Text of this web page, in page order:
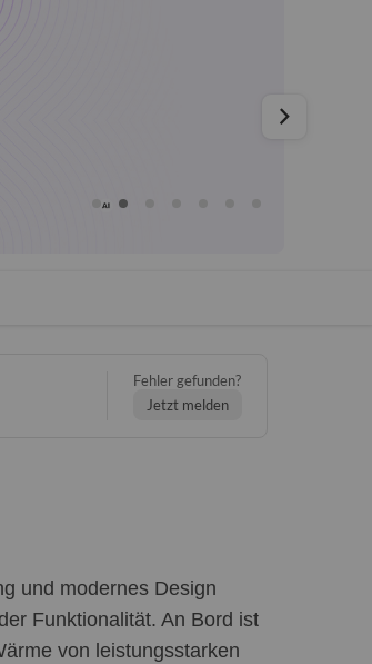
Fehler gefunden?
Jetzt melden
und modernes Design
Funktionalität. An Bord ist
von leistungsstarken